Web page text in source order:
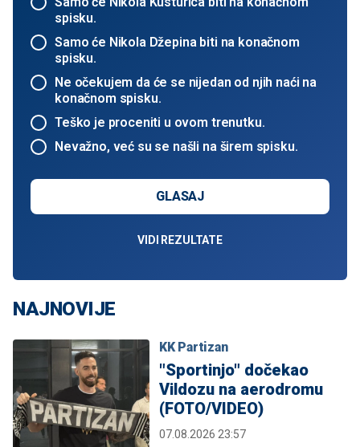
spisku.
Samo će Nikola Džepina biti na konačnom
spisku.
Ne očekujem da će se nijedan od njih naći na
konačnom spisku.
Teško je proceniti u ovom trenutku.
Nevažno, već su se našli na širem spisku.
GLASAJ
VIDI REZULTATE
NAJNOVIJE
KK Partizan
"Sportinjo" dočekao
Vildozu na aerodromu
(FOTO/VIDEO)
07.08.2026 23:57